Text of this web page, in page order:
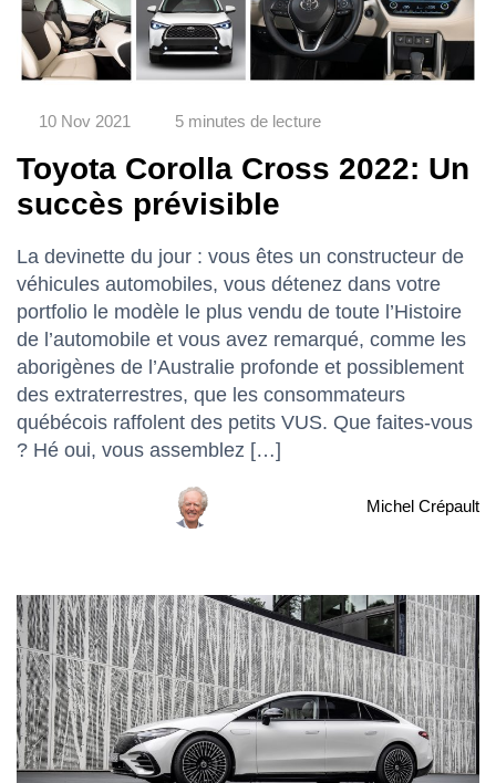
10 Nov 2021 5 minutes de lecture
Toyota Corolla Cross 2022: Un
succès prévisible
La devinette du jour : vous êtes un constructeur de
véhicules automobiles, vous détenez dans votre
portfolio le modèle le plus vendu de toute l’Histoire
de l’automobile et vous avez remarqué, comme les
aborigènes de l’Australie profonde et possiblement
des extraterrestres, que les consommateurs
québécois raffolent des petits VUS. Que faites-vous
? Hé oui, vous assemblez […]
Michel Crépault